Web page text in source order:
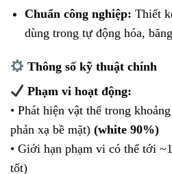
Chuẩn công nghiệp: Thiết
dùng trong tự động hóa,
Thông số kỹ thuật chính
Phạm vi hoạt động:
• Phát hiện vật thể trong
phản xạ bề mặt) (white 90%)
• Giới hạn phạm vi có thể tới
tốt)